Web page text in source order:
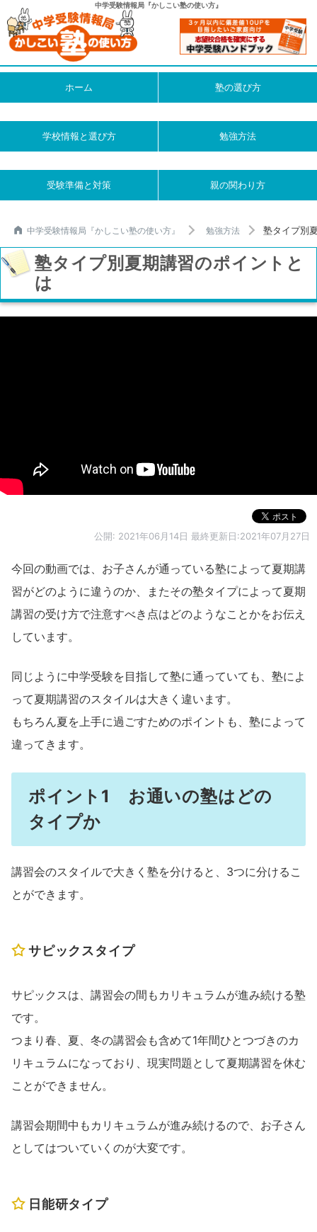
中学受験情報局『かしこい塾の使い方』
ホーム 塾の選び方
学校情報と選び方 勉強方法
受験準備と対策 親の関わり方
中学受験情報局『かしこい塾の使い方』 勉強方法 塾タイプ別
塾タイプ別夏期講習のポイントと
は
公開: 2021年06月14日 最終更新日:2021年07月27日
今回の動画では、お子さんが通っている塾によって夏期講
習がどのように違うのか、またその塾タイプによって夏期
講習の受け方で注意すべき点はどのようなことかをお伝え
しています。
同じように中学受験を目指して塾に通っていても、塾によ
って夏期講習のスタイルは大きく違います。
もちろん夏を上手に過ごすためのポイントも、塾によって
違ってきます。
ポイント1 お通いの塾はどの
タイプか
講習会のスタイルで大きく塾を分けると、3つに分けるこ
とができます。
サピックスタイプ
サピックスは、講習会の間もカリキュラムが進み続ける塾
です。
つまり春、夏、冬の講習会も含めて1年間ひとつづきのカ
リキュラムになっており、現実問題として夏期講習を休む
ことができません。
講習会期間中もカリキュラムが進み続けるので、お子さん
としてはついていくのが大変です。
日能研タイプ